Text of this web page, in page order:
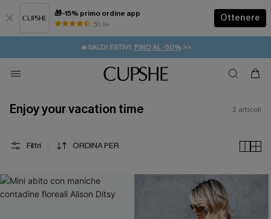
🎁-15% primo ordine app
50 k+
Ottenere
⚡️-15% SUGLI ESSENZIALI DA VACANZA | ACQUISTA
🔥SALDI ESTIVI: FINO AL -50%>>
🚚SPEDIZIONE GRATUITA DA 49€
💌REGALO PER I NUOVI: 20% DI SCONTO*
Enjoy your vacation time 2 articoli
Filtri ORDINA PER